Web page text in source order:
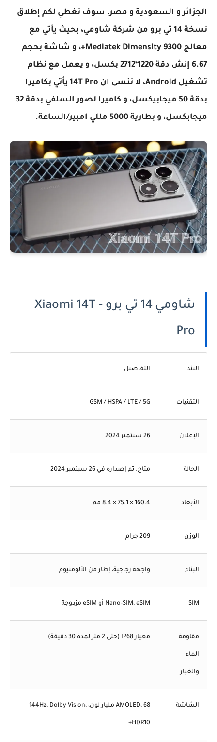
الجزائر و السعودية و مصر، سوف نغطي لكم إطلاق
نسخة 14 تي برو من شركة شاومي، بحيث يأتي مع
معالج Mediatek Dimensity 9300+، و شاشة بحجم
6.67 إنش دقة 1220*2712 بكسل، و يعمل مع نظام
تشغيل Android، لا ننسى ان 14T Pro يأتي بكاميرا
بدقة 50 ميجابيكسل، و كاميرا لصور السلفي بدقة 32
ميجابكسل، و بطارية 5000 مللي امبير/الساعة.
شاومي 14 تي برو - Xiaomi 14T
Pro
البند التفاصيل
التقنيات GSM / HSPA / LTE / 5G
الإعلان 26 سبتمبر 2024
الحالة متاح. تم إصداره في 26 سبتمبر 2024
الأبعاد 160.4 × 75.1 × 8.4 مم
الوزن 209 جرام
البناء واجهة زجاجية، إطار من الألومنيوم
SIM Nano-SIM، eSIM أو eSIM مزدوجة
مقاومة
الماء
والغبار
معيار IP68 (حتى 2 متر لمدة 30 دقيقة)
الشاشة AMOLED، 68 مليار لون، 144Hz، Dolby Vision،
HDR10+